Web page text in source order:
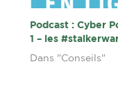
Podcast : Cyber
1 – les
Dans "Conseils"